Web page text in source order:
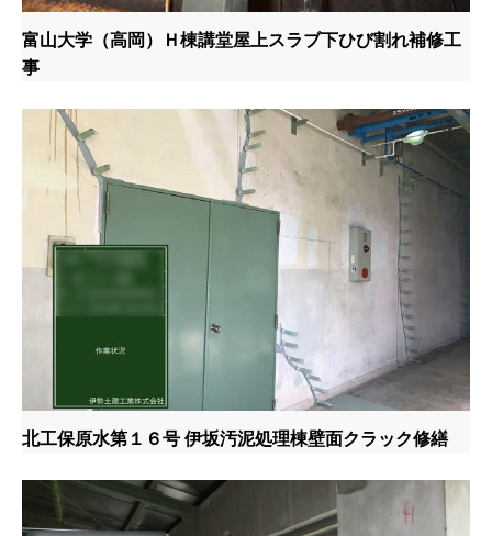
富山大学（高岡）Ｈ棟講堂屋上スラブ下ひび割れ補修工
事
北工保原水第１６号 伊坂汚泥処理棟壁面クラック修繕